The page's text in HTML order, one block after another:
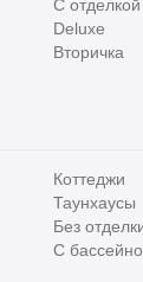
С отделкой
Deluxe
Вторичка
Коттеджи
Таунхаусы
Без
С